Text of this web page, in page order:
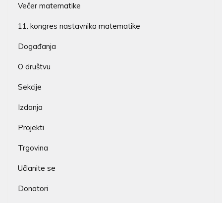
Večer matematike
11. kongres nastavnika matematike
Događanja
O društvu
Sekcije
Izdanja
Projekti
Trgovina
Učlanite se
Donatori